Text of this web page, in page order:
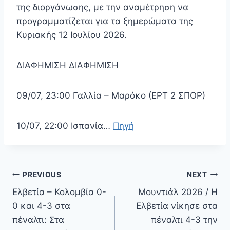
της διοργάνωσης, με την αναμέτρηση να
προγραμματίζεται για τα ξημερώματα της
Κυριακής 12 Ιουλίου 2026.
ΔΙΑΦΗΜΙΣΗ ΔΙΑΦΗΜΙΣΗ
09/07, 23:00 Γαλλία – Μαρόκο (ΕΡΤ 2 ΣΠΟΡ)
10/07, 22:00 Ισπανία… Πηγή
Πλοήγηση
άρθρων
PREVIOUS
Ελβετία – Κολομβία 0-
0 και 4-3 στα
πέναλτι: Στα
NEXT
Μουντιάλ 2026 / Η
Ελβετία νίκησε στα
πέναλτι 4-3 την